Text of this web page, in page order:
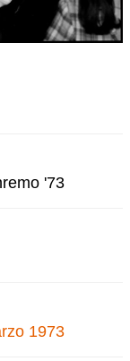
'73
1973